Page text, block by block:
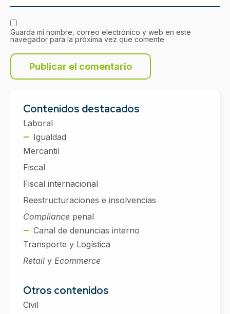
Guarda mi nombre, correo electrónico y web en este
navegador para la próxima vez que comente.
Contenidos destacados
Laboral
Igualdad
Mercantil
Fiscal
Fiscal internacional
Reestructuraciones e insolvencias
Compliance penal
Canal de denuncias interno
Transporte y Logística
Retail y Ecommerce
Otros contenidos
Civil